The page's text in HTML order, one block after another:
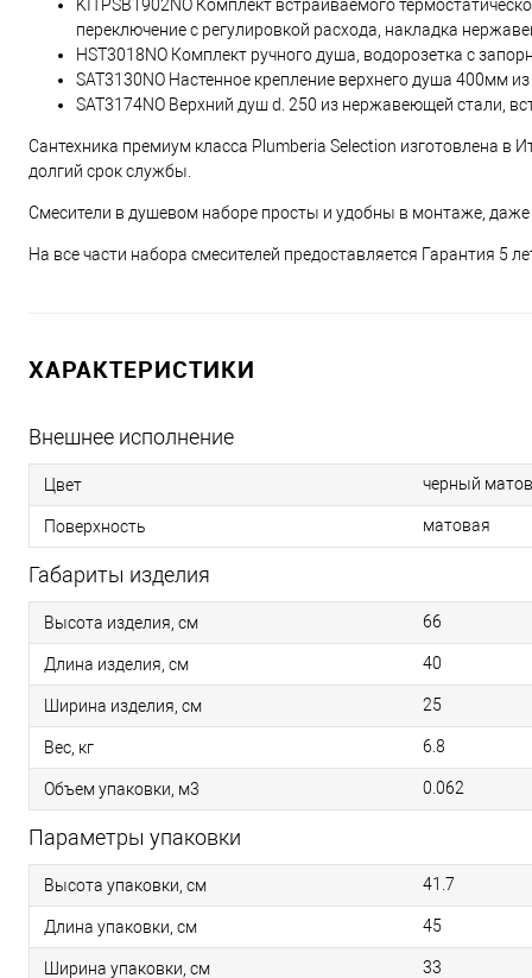
KITPSB1902NO Комплект встраиваемого
переключение с регулировкой расхода, накладка
HST3018NO Комплект ручного душа, водорозетка с
SAT3130NO Настенное крепление верхнего душа 400мм
SAT3174NO Верхний душ d. 250 из нержавеющей стали,
Сантехника премиум класса Plumberia Selection изготовлена в
долгий срок службы.
Смесители в душевом наборе просты и удобны в монтаже, даже
На все части набора смесителей предоставляется Гарантия 5
ХАРАКТЕРИСТИКИ
Внешнее исполнение
Цвет черный
Поверхность матовая
Габариты изделия
Высота изделия, см 66
Длина изделия, см 40
Ширина изделия, см 25
Вес, кг 6.8
Объем упаковки, м3 0.062
Параметры упаковки
Высота упаковки, см 41.7
Длина упаковки, см 45
Ширина упаковки, см 33